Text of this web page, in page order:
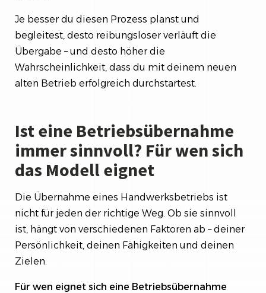
Je besser du diesen Prozess planst und
begleitest, desto reibungsloser verläuft die
Übergabe – und desto höher die
Wahrscheinlichkeit, dass du mit deinem neuen
alten Betrieb erfolgreich durchstartest.
Ist eine Betriebsübernahme
immer sinnvoll? Für wen sich
das Modell eignet
Die Übernahme eines Handwerksbetriebs ist
nicht für jeden der richtige Weg. Ob sie sinnvoll
ist, hängt von verschiedenen Faktoren ab – deiner
Persönlichkeit, deinen Fähigkeiten und deinen
Zielen.
Für wen eignet sich eine Betriebsübernahme